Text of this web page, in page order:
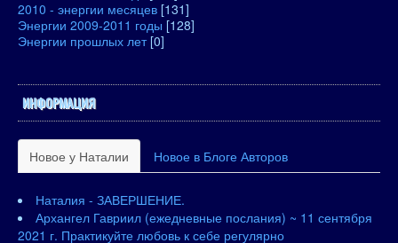
2010 - энергии месяцев [131]
Энергии 2009-2011 годы [128]
Энергии прошлых лет [0]
ИНФОРМАЦИЯ
Новое у Наталии Новое в Блоге Авторов
Наталия - ЗАВЕРШЕНИЕ.
Архангел Гавриил (ежедневные послания) ~ 11 сентября
2021 г. Практикуйте любовь к себе регулярно